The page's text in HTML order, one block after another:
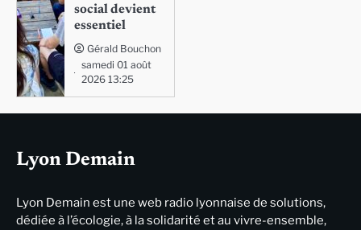
social devient
essentiel
Gérald Bouchon
samedi 01 août
2026 13:25
Lyon Demain
Lyon Demain est une web radio lyonnaise de solutions,
dédiée à l’écologie, à la solidarité et au vivre-ensemble,